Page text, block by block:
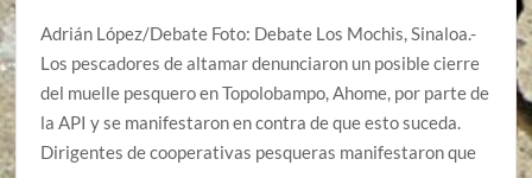
Adrián López/Debate Foto: Debate Los Mochis, Sinaloa.-
Los pescadores de altamar denunciaron un posible cierre
del muelle pesquero en Topolobampo, Ahome, por parte de
la API y se manifestaron en contra de que esto suceda.
Dirigentes de cooperativas pesqueras manifestaron que